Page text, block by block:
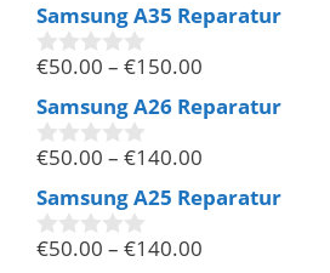
o
n
5
Samsung A35 Reparatur
0
o
n
5
€50.00 – €150.00
Samsung A26 Reparatur
0
o
n
5
€50.00 – €140.00
Samsung A25 Reparatur
0
€50.00 – €140.00